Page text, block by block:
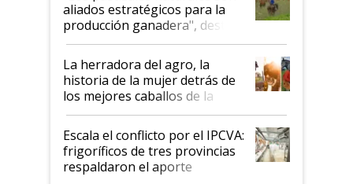
foco en la carne
aliados estratégicos para la
producción ganadera", destaca
la iniciativa que ya reúne a 46
establecimientos en Argentina
La herradora del agro, la
historia de la mujer detrás de
los mejores caballos de la
Argentina y los mitos que
todavía hacen sufrir a estos
animales: "Mientras me
descalificaban, yo seguí
haciendo currículum"
Escala el conflicto por el IPCVA:
frigoríficos de tres provincias
respaldaron el aporte